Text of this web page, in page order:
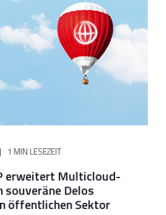
1 MIN LESEZEIT
erweitert Multicloud-
Delos
öffentlichen Sektor